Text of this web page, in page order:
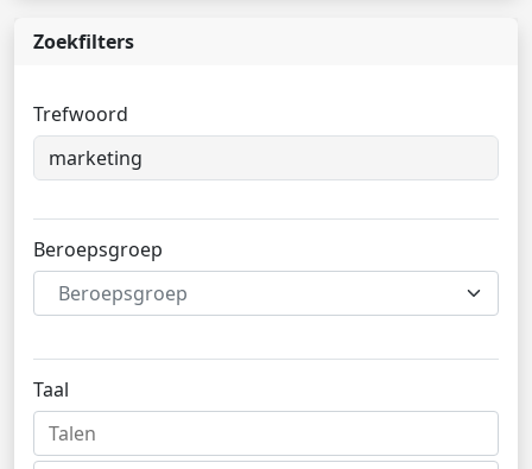
Zoekfilters
Trefwoord
Beroepsgroep
Beroepsgroep
Taal